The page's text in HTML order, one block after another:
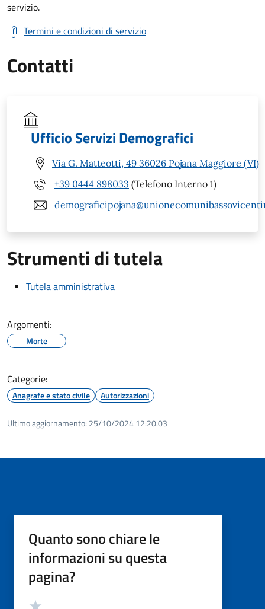
servizio.
Termini e condizioni di servizio
Contatti
Ufficio Servizi Demografici
Via G. Matteotti, 49 36026 Pojana Maggiore (VI)
+39 0444 898033 (Telefono Interno 1)
Strumenti di tutela
Tutela amministrativa
Argomenti:
Morte
Categorie:
Anagrafe e stato civile Autorizzazioni
Ultimo aggiornamento: 25/10/2024 12:20.03
Quanto sono chiare le
informazioni su questa
pagina?
Valutazione